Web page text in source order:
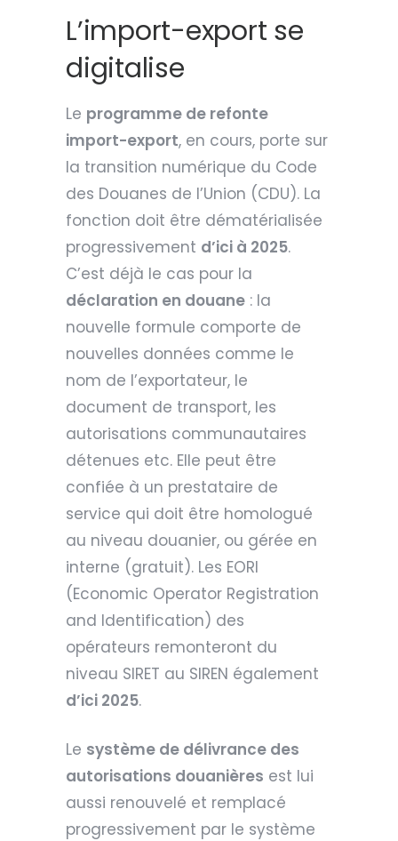
L’import-export se
digitalise
Le programme de refonte
import-export, en cours, porte sur
la transition numérique du Code
des Douanes de l’Union (CDU). La
fonction doit être dématérialisée
progressivement d’ici à 2025.
C’est déjà le cas pour la
déclaration en douane : la
nouvelle formule comporte de
nouvelles données comme le
nom de l’exportateur, le
document de transport, les
autorisations communautaires
détenues etc. Elle peut être
confiée à un prestataire de
service qui doit être homologué
au niveau douanier, ou gérée en
interne (gratuit). Les EORI
(Economic Operator Registration
and Identification) des
opérateurs remonteront du
niveau SIRET au SIREN également
d’ici 2025.
Le système de délivrance des
autorisations douanières est lui
aussi renouvelé et remplacé
progressivement par le système